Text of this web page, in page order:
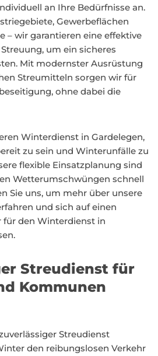
an Ihre Bedürfnisse an.
Gewerbeflächen
– wir garantieren eine effektive
um ein sicheres
Mit modernster Ausrüstung
Streumitteln sorgen wir für
ohne dabei die
Winterdienst in Gardelegen,
zu sein und Winterunfälle zu
flexible Einsatzplanung sind
Wetterumschwüngen schnell
Sie uns, um mehr über unsere
und sich auf einen
für den Winterdienst in
Streudienst für
Kommunen
Streudienst
den reibungslosen Verkehr